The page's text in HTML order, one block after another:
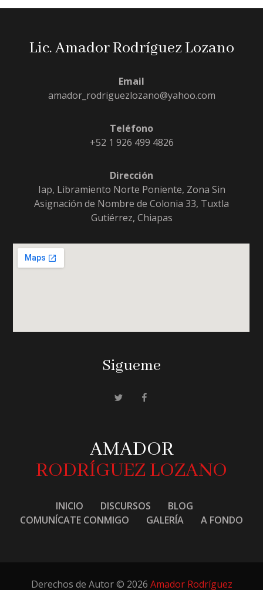
Lic. Amador Rodríguez Lozano
Email
amador_rodriguezlozano@yahoo.com
Teléfono
+52 1 926 499 4826
Dirección
Iap, Libramiento Norte Poniente, Zona Sin
Asignación de Nombre de Colonia 33, Tuxtla
Gutiérrez, Chiapas
Sigueme
AMADOR
RODRÍGUEZ LOZANO
INICIO DISCURSOS
BLOG
COMUNÍCATE CONMIGO
GALERÍA A FONDO
Derechos de Autor © 2026 Amador Rodríguez